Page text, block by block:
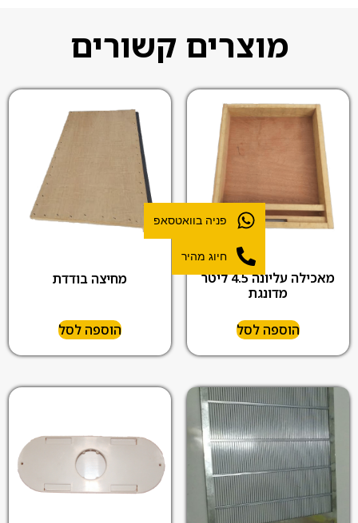
מוצרים קשורים
מאכילה עליונה 4.5 ליטר
מדונגת
הוספה לסל
מחיצה בודדת
הוספה לסל
פניה בוואטסאפ
חיוג מהיר